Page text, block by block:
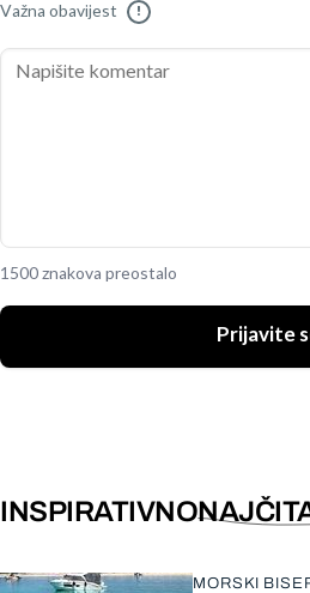
Važna obavijest !
1500 znakova preostalo
Prijavite
INSPIRATIVNO
MORSKI